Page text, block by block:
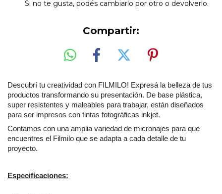
Si no te gusta, podés cambiarlo por otro o devolverlo.
Compartir:
Descubrí tu creatividad con FILMILO! Expresá la belleza de tus
productos transformando su presentación. De base plástica,
super resistentes y maleables para trabajar, están diseñados
para ser impresos con tintas fotográficas inkjet.
Contamos con una amplia variedad de micronajes para que
encuentres el Filmilo que se adapta a cada detalle de tu
proyecto.
Especificaciones: